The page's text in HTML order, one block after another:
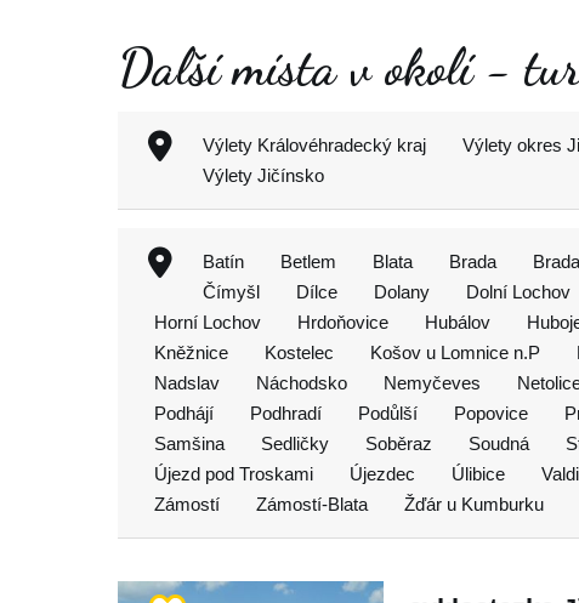
Další místa v okolí -
Výlety Královéhradecký kraj Výlety okres
Výlety Jičínsko
Batín Betlem Blata Brada
Čímyšl
Dílce Dolany Dolní Lochov
Horní Lochov
Hrdoňovice Hubálov
Kněžnice
Kostelec Košov u Lomnice n.P
Nadslav
Náchodsko Nemyčeves
Podhájí
Podhradí Podůlší Popovice
Samšina
Sedličky Soběraz Soudná
Újezd pod Troskami
Újezdec Úlibice
Zámostí
Zámostí-Blata Žďár u Kumburku